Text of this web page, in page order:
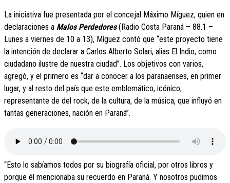
La iniciativa fue presentada por el concejal Máximo Míguez, quien en
declaraciones a Malos Perdedores(Radio Costa Paraná – 88.1 –
Lunes a viernes de 10 a 13), Míguez contó que “este proyecto tiene
la intención de declarar a Carlos Alberto Solari, alias El Indio, como
ciudadano ilustre de nuestra ciudad”. Los objetivos con varios,
agregó, y el primero es “dar a conocer a los paranaenses, en primer
lugar, y al resto del país que este emblemático, icónico,
representante de del rock, de la cultura, de la música, que influyó en
tantas generaciones, nación en Paraná”.
“Esto lo sabíamos todos por su biografía oficial, por otros libros y
porque él mencionaba su recuerdo en Paraná. Y nosotros pudimos